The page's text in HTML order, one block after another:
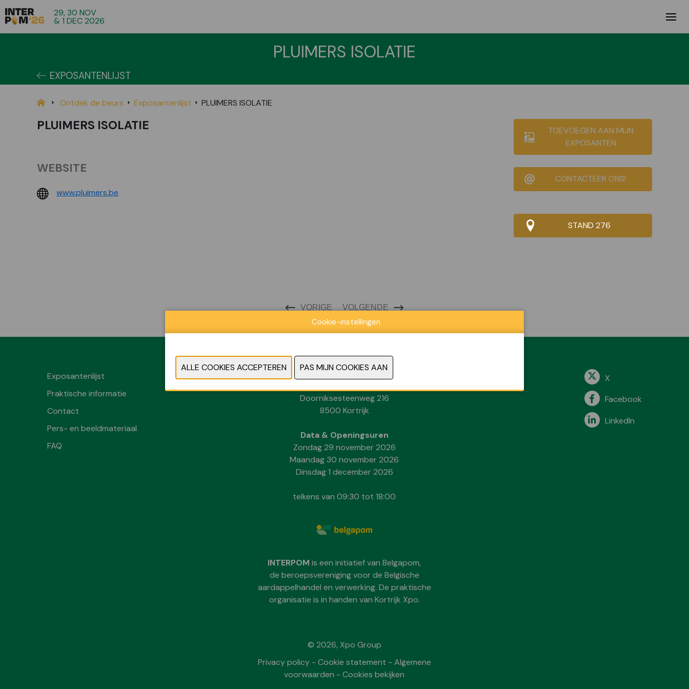
29, 30 NOV
& 1 DEC 2026
PLUIMERS ISOLATIE
EXPOSANTENLIJST
Ontdek de beurs Exposantenlijst PLUIMERS ISOLATIE
PLUIMERS ISOLATIE
TOEVOEGEN AAN MIJN
EXPOSANTEN
CONTACTEER ONS!
STAND 276
WEBSITE
www.pluimers.be
VORIGE VOLGENDE
Exposantenlijst
Praktische informatie
Contact
Pers- en beeldmateriaal
FAQ
Locatie
Doorniksesteenweg 216
8500 Kortrijk
Data & Openingsuren
Zondag 29 november 2026
Maandag 30 november 2026
Dinsdag 1 december 2026
telkens van 09:30 tot 18:00
INTERPOMis een initiatief van Belgapom,
de beroepsvereniging voor de Belgische
aardappelhandel en verwerking. De praktische
organisatie is in handen van Kortrijk Xpo.
X
Facebook
LinkedIn
© 2026, Xpo Group
Privacy policy- Cookie statement - Algemene
voorwaarden -Cookies bekijken
Cookie-instellingen